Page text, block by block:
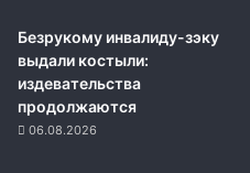
Безрукому инвалиду-зэку
выдали костыли:
издевательства
продолжаются
06.08.2026